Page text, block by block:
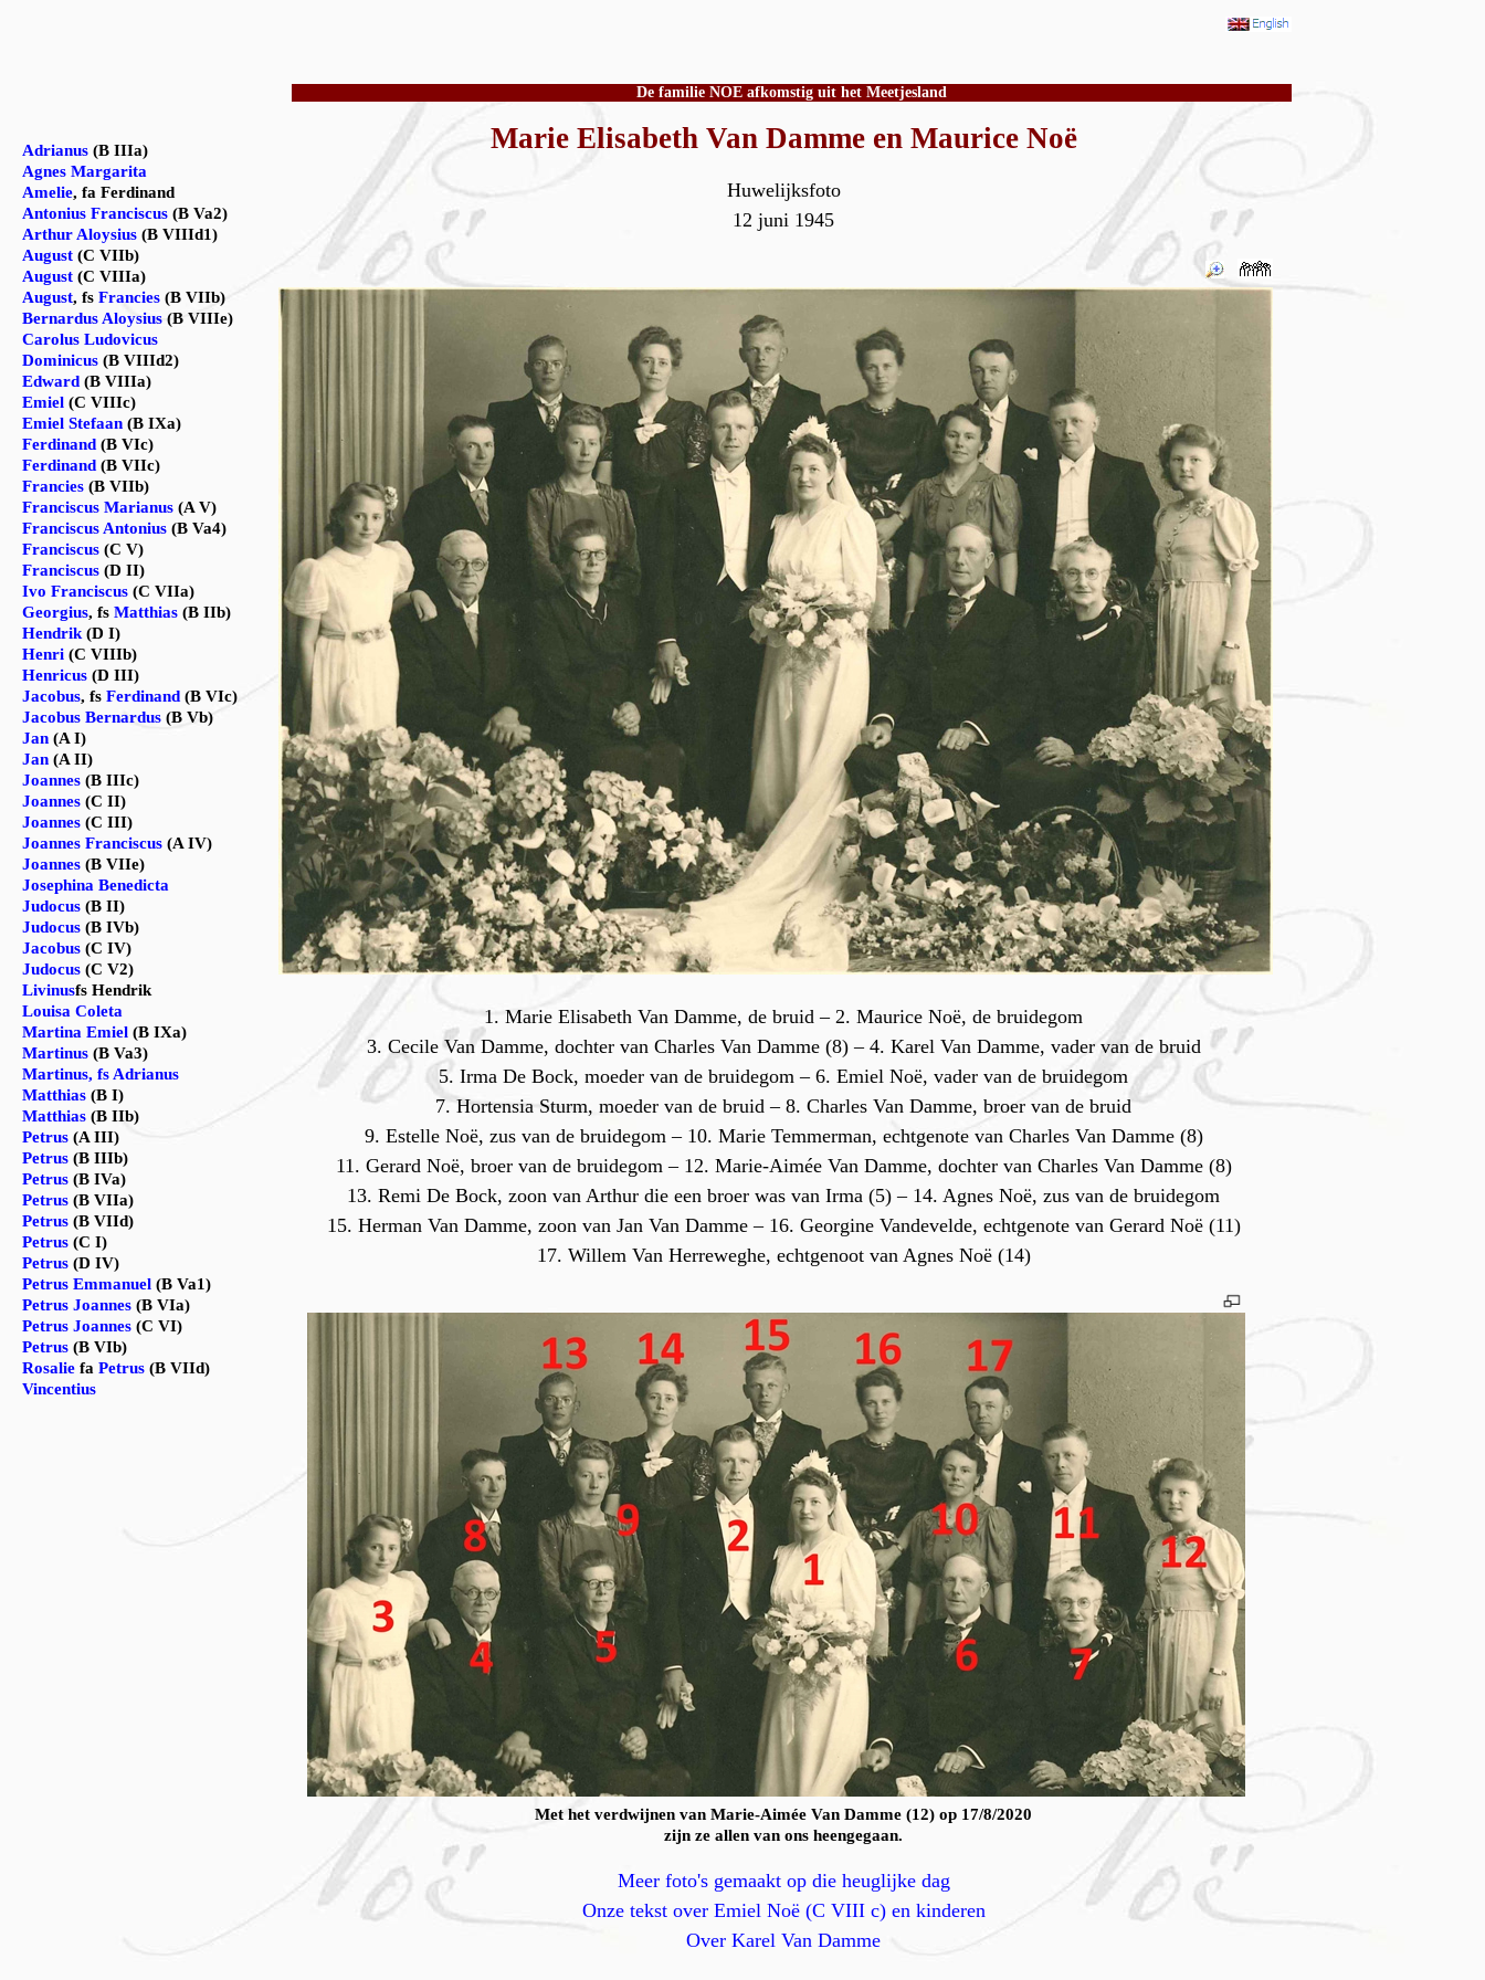
De familie NOE afkomstig uit het Meetjesland
Marie Elisabeth Van Damme en Maurice Noë
Huwelijksfoto
12 juni 1945
1. Marie Elisabeth Van Damme, de bruid – 2. Maurice Noë, de bruidegom
3. Cecile Van Damme, dochter van Charles Van Damme (8) – 4. Karel Van Damme, vader van de bruid
5. Irma De Bock, moeder van de bruidegom – 6. Emiel Noë, vader van de bruidegom
7. Hortensia Sturm, moeder van de bruid – 8. Charles Van Damme, broer van de bruid
9. Estelle Noë, zus van de bruidegom – 10. Marie Temmerman, echtgenote van Charles Van Damme (8)
11. Gerard Noë, broer van de bruidegom – 12. Marie-Aimée Van Damme, dochter van Charles Van Damme (8)
13. Remi De Bock, zoon van Arthur die een broer was van Irma (5) – 14. Agnes Noë, zus van de bruidegom
15. Herman Van Damme, zoon van Jan Van Damme – 16. Georgine Vandevelde, echtgenote van Gerard Noë (11)
17. Willem Van Herreweghe, echtgenoot van Agnes Noë (14)
Met het verdwijnen van Marie-Aimée Van Damme (12) op 17/8/2020
zijn ze allen van ons heengegaan.
Meer foto's gemaakt op die heuglijke dag
Onze tekst over Emiel Noë (C VIII c) en kinderen
Over Karel Van Damme
Adrianus (B IIIa)
Agnes Margarita
Amelie, fa Ferdinand
Antonius Franciscus (B Va2)
Arthur Aloysius (B VIIId1)
August (C VIIb)
August (C VIIIa)
August, fs Francies (B VIIb)
Bernardus Aloysius (B VIIIe)
Carolus Ludovicus
Dominicus (B VIIId2)
Edward (B VIIIa)
Emiel (C VIIIc)
Emiel Stefaan (B IXa)
Ferdinand (B VIc)
Ferdinand (B VIIc)
Francies (B VIIb)
Franciscus Marianus (A V)
Franciscus Antonius (B Va4)
Franciscus (C V)
Franciscus (D II)
Ivo Franciscus (C VIIa)
Georgius, fs Matthias (B IIb)
Hendrik (D I)
Henri (C VIIIb)
Henricus (D III)
Jacobus, fs Ferdinand (B VIc)
Jacobus Bernardus (B Vb)
Jan (A I)
Jan (A II)
Joannes (B IIIc)
Joannes (C II)
Joannes (C III)
Joannes Franciscus (A IV)
Joannes (B VIIe)
Josephina Benedicta
Judocus (B II)
Judocus (B IVb)
Jacobus (C IV)
Judocus (C V2)
Livinusfs Hendrik
Louisa Coleta
Martina Emiel (B IXa)
Martinus (B Va3)
Martinus, fs Adrianus
Matthias (B I)
Matthias (B IIb)
Petrus (A III)
Petrus (B IIIb)
Petrus (B IVa)
Petrus (B VIIa)
Petrus (B VIId)
Petrus (C I)
Petrus (D IV)
Petrus Emmanuel (B Va1)
Petrus Joannes (B VIa)
Petrus Joannes (C VI)
Petrus (B VIb)
Rosalie fa Petrus (B VIId)
Vincentius